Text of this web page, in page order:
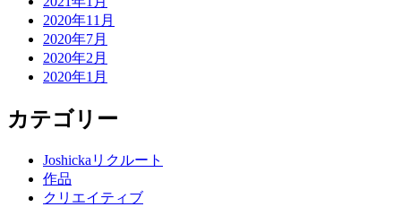
2020年11月
2020年7月
2020年2月
2020年1月
カテゴリー
Joshickaリクルート
作品
クリエイティブ